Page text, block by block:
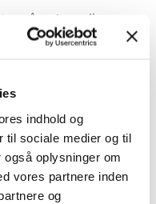
indhold og
til sociale medier og til
oplysninger om
vores partnere inden
og
ligger
sommeren kan
kan variere
og det er